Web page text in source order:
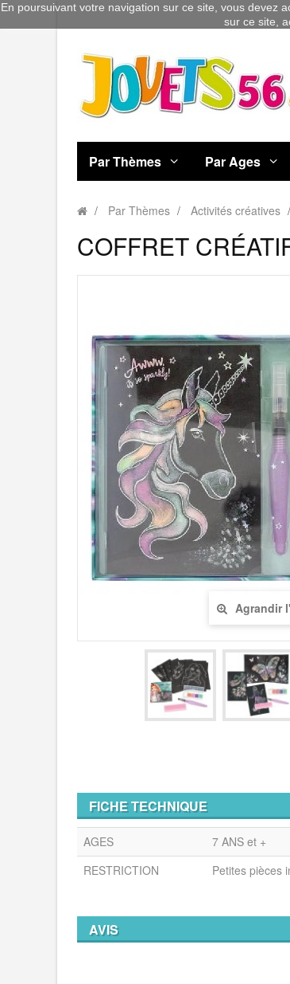
Par Thèmes Par Ages
Par Thèmes Activités créatives
COFFRET
Agrandir
FICHE TECHNIQUE
AGES
7 ANS et +
RESTRICTION
Petites pièces
AVIS
En poursuivant votre navigation sur ce site, vous devez
sur ce site,